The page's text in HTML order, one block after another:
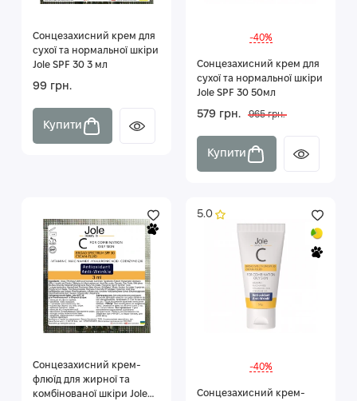
Сонцезахисний крем для
сухої та нормальної шкіри
Jole SPF 30 3 мл
99 грн.
Купити
-40%
Сонцезахисний крем для
сухої та нормальної шкіри
Jole SPF 30 50мл
579 грн. 965 грн.
Купити
Сонцезахисний крем-
флюїд для жирної та
комбінованої шкіри Jole
5.0
-40%
Сонцезахисний крем-